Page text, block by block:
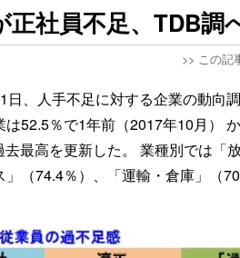
正社員不足、TDB調
>> この記
日、人手不足に対する企業の動向
52.5％で1年前（2017年10月）
最高を更新した。 業種別では「
（74.4％）、「運輸・倉庫」（